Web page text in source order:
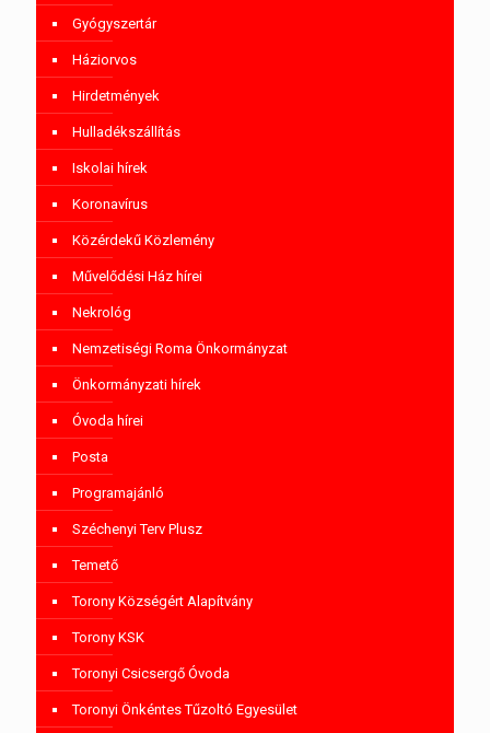
Gyógyszertár
Háziorvos
Hirdetmények
Hulladékszállítás
Iskolai hírek
Koronavírus
Közérdekű Közlemény
Művelődési Ház hírei
Nekrológ
Nemzetiségi Roma Önkormányzat
Önkormányzati hírek
Óvoda hírei
Posta
Programajánló
Széchenyi Terv Plusz
Temető
Torony Községért Alapítvány
Torony KSK
Toronyi Csicsergő Óvoda
Toronyi Önkéntes Tűzoltó Egyesület